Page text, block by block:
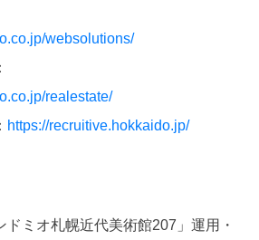
websolutions/
realestate/
https://recruitive.hokkaido.jp/
ミオ札幌近代美術館207」運用・